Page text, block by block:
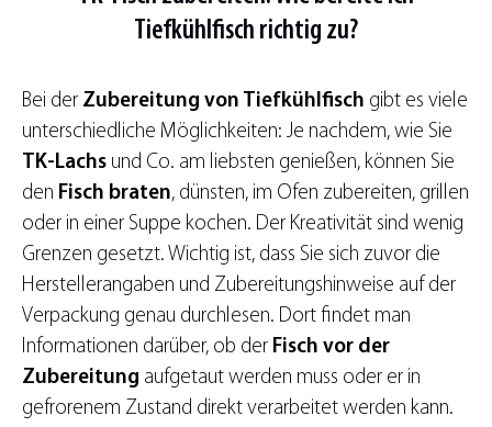
Tiefkühlfisch richtig zu?
Bei der Zubereitung von Tiefkühlfisch gibt es viele
unterschiedliche Möglichkeiten: Je nachdem, wie Sie
TK-Lachs und Co. am liebsten genießen, können Sie
den Fisch braten, dünsten, im Ofen zubereiten, grillen
oder in einer Suppe kochen. Der Kreativität sind wenig
Grenzen gesetzt. Wichtig ist, dass Sie sich zuvor die
Herstellerangaben und Zubereitungshinweise auf der
Verpackung genau durchlesen. Dort findet man
Informationen darüber, ob der Fisch vor der
Zubereitung aufgetaut werden muss oder er in
gefrorenem Zustand direkt verarbeitet werden kann.